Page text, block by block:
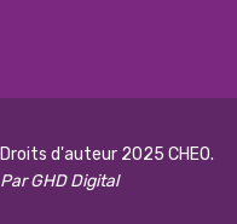
Droits d'auteur 2025 CHEO.
Par GHD Digital